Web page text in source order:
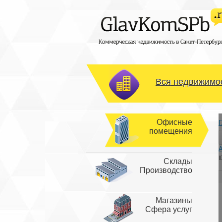
Вся
Офисные
помещения
Склады
Производство
Магазины
Сфера услуг